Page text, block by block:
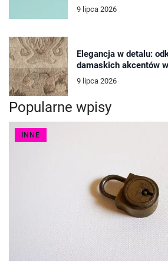
9 lipca 2026
Elegancja w detalu:
damaskich akcentów
9 lipca 2026
Popularne wpisy
INNE